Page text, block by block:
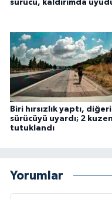
sürücü, kaldırımda
Biri hırsızlık yaptı, diğeri
sürücüyü uyardı; 2 kuzen
tutuklandı
Yorumlar